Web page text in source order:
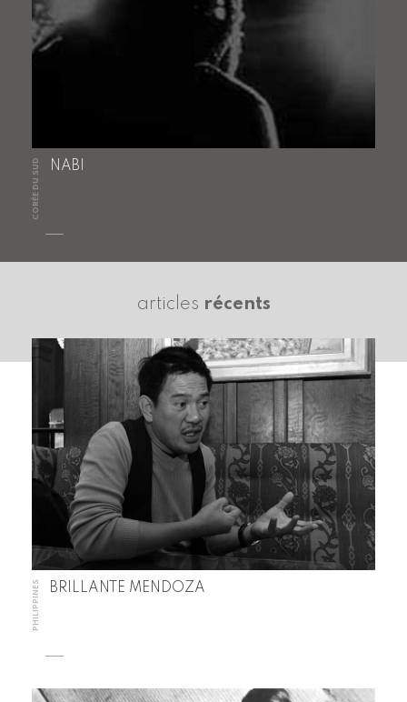
CORÉE DU SUD NABI
articles récents
PHILIPPINES BRILLANTE MENDOZA